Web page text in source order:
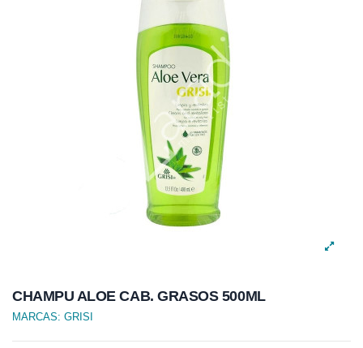
CHAMPU ALOE CAB. GRASOS 500ML
MARCAS: GRISI